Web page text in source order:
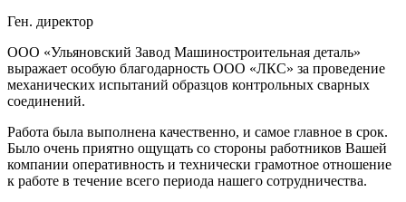
Ген. директор
ООО «Ульяновский Завод Машиностроительная деталь»
выражает особую благодарность ООО «ЛКС» за проведение
механических испытаний образцов контрольных сварных
соединений.
Работа была выполнена качественно, и самое главное в срок.
Было очень приятно ощущать со стороны работников Вашей
компании оперативность и технически грамотное отношение
к работе в течение всего периода нашего сотрудничества.